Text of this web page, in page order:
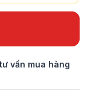
vấn mua hàng